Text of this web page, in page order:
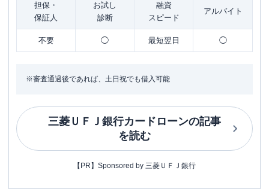
担保・
保証人
お試し
診断
融資
スピード
アルバイト
不要 ◯ 最短翌日 ◯
※審査通過後であれば、土日祝でも借入可能
三菱ＵＦＪ銀行カードローンの記事
を読む
【PR】Sponsored by 三菱ＵＦＪ銀行